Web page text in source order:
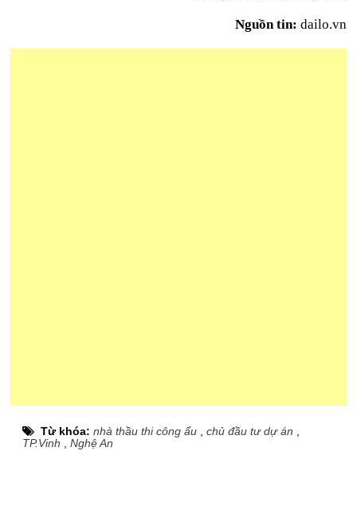
Nguồn tin: dailo.vn
Từ khóa:nhà thầu thi công ẩu ,chủ đầu tư dự án
TP.Vinh ,Nghệ An